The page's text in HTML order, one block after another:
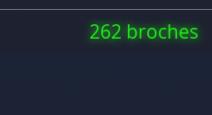
262 broches